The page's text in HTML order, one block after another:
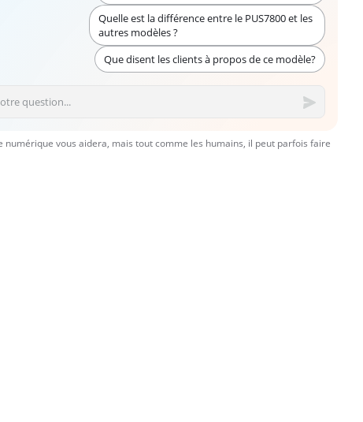
Quelle est la différence entre le PUS7800 et les
autres modèles ?
Que disent les clients à propos de ce modèle?
numérique vous aidera, mais tout comme les humains, il peut parfois faire